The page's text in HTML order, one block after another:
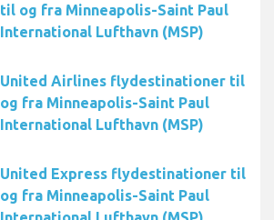
til og fra Minneapolis-Saint Paul
International Lufthavn (MSP)
United Airlines flydestinationer til
og fra Minneapolis-Saint Paul
International Lufthavn (MSP)
United Express flydestinationer til
og fra Minneapolis-Saint Paul